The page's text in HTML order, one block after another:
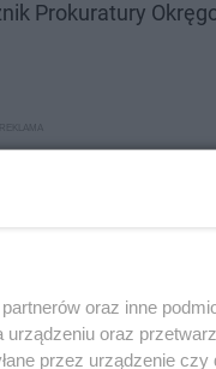
Prokuratury
oraz inne
oraz
przez urządzenie